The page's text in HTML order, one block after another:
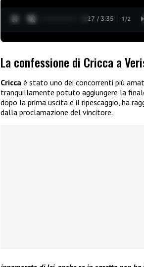
0:28 / 3:35 1 /2
La confessione di Cricca a
Cricca è stato uno dei concorrenti più
tranquillamente potuto aggiungere la
dopo la prima uscita e il ripescaggio, ha
dalla proclamazione del vincitore.